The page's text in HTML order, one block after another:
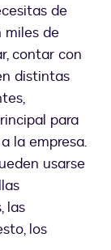
de
miles de
contar con
distintas
para
la empresa.
usarse
las
los